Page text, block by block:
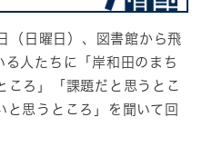
日曜日）、図書館から飛
る人たちに「岸和田のまち
ころ」「課題だと思うとこ
と思うところ」を聞いて回